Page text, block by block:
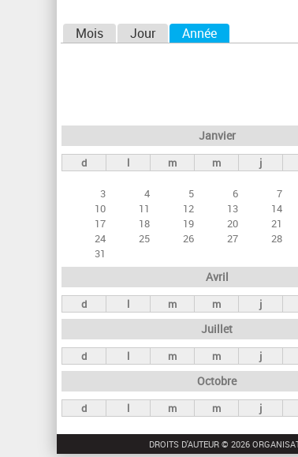
e
t
s
i
p
a
u
x
Mois Jour Année
Janvier
d l m m j
3
4 5 6 7
10
11 12 13 14
17
18 19 20 21
24
25 26 27 28
31
Avril
d l m m j
Juillet
d l m m j
Octobre
d l m m j
DROITS D'AUTEUR © 2026